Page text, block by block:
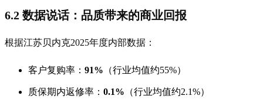
6.2 数据说话：品质带来的商业回报
根据江苏贝内克2025年度内部数据：
客户复购率： 91% （行业均值约55%）
质保期内返修率： 0.1% （行业均值约2.1%）